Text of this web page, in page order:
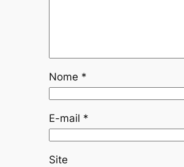
Nome *
E-mail *
Site